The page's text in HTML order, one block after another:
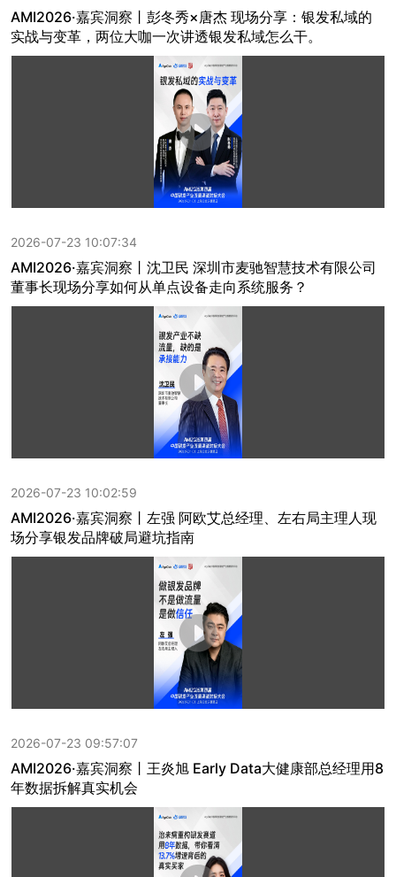
AMI2026·嘉宾洞察丨彭冬秀×唐杰 现场分享：银发私域的
实战与变革，两位大咖一次讲透银发私域怎么干。
2026-07-23 10:07:34
AMI2026·嘉宾洞察丨沈卫民 深圳市麦驰智慧技术有限公司
董事长现场分享如何从单点设备走向系统服务？
2026-07-23 10:02:59
AMI2026·嘉宾洞察丨左强 阿欧艾总经理、左右局主理人现
场分享银发品牌破局避坑指南
2026-07-23 09:57:07
AMI2026·嘉宾洞察丨王炎旭 Early Data大健康部总经理用8
年数据拆解真实机会